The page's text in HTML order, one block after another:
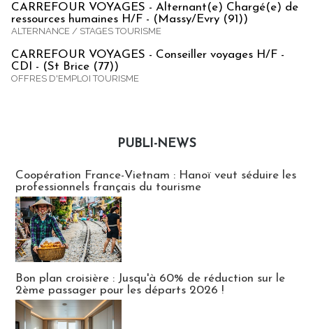
CARREFOUR VOYAGES - Alternant(e) Chargé(e) de
ressources humaines H/F - (Massy/Evry (91))
ALTERNANCE / STAGES TOURISME
CARREFOUR VOYAGES - Conseiller voyages H/F -
CDI - (St Brice (77))
OFFRES D'EMPLOI TOURISME
PUBLI-NEWS
Coopération France-Vietnam : Hanoï veut séduire les
professionnels français du tourisme
Bon plan croisière : Jusqu'à 60% de réduction sur le
2ème passager pour les départs 2026 !